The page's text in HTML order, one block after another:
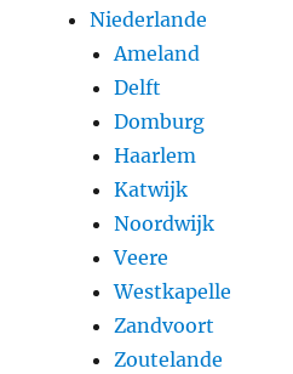
Niederlande
Ameland
Delft
Domburg
Haarlem
Katwijk
Noordwijk
Veere
Westkapelle
Zandvoort
Zoutelande